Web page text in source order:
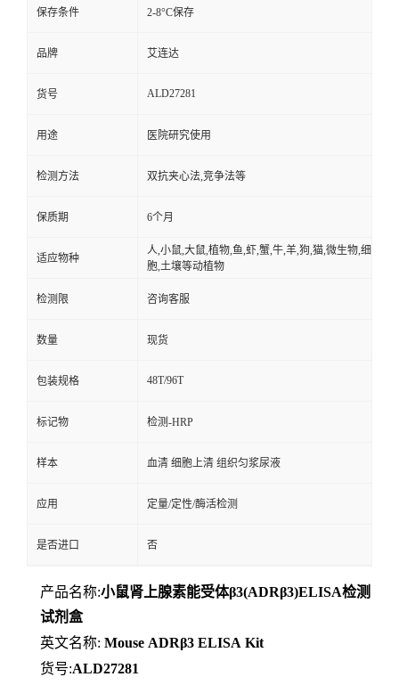
保存条件 2-8°C保存
品牌 艾连达
货号 ALD27281
用途 医院研究使用
检测方法 双抗夹心法,竞争法等
保质期 6个月
适应物种
人,小鼠,大鼠,植物,鱼,虾,蟹,牛,羊,狗,猫,微生物,细
胞,土壤等动植物
检测限 咨询客服
数量 现货
包装规格 48T/96T
标记物 检测-HRP
样本 血清 细胞上清 组织匀浆尿液
应用 定量/定性/酶活检测
是否进口 否
产品名称:小鼠肾上腺素能受体β3(ADRβ3)ELISA检测
试剂盒
英文名称: Mouse ADRβ3 ELISA Kit
货号:ALD27281